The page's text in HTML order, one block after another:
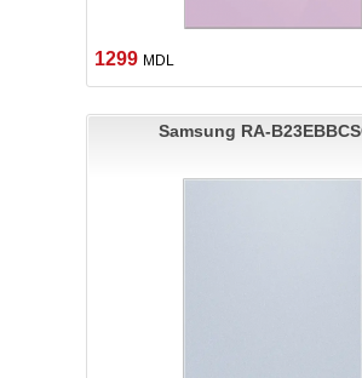
1299 MDL
Samsung RA-